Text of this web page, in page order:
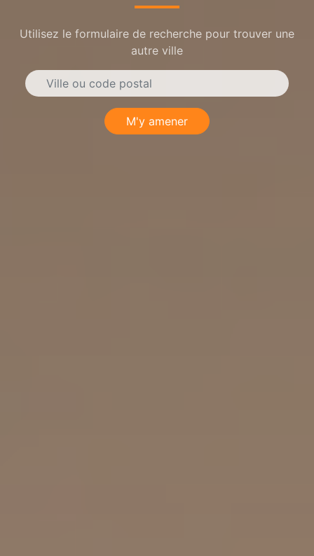
Utilisez le formulaire de recherche pour trouver une
autre ville
M'y amener